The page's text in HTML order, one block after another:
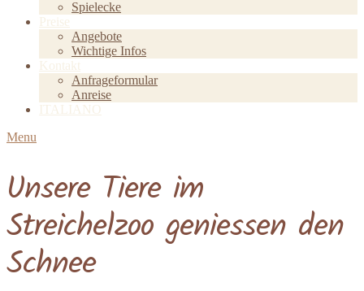
Spielecke
Preise
Angebote
Wichtige Infos
Kontakt
Anfrageformular
Anreise
ITALIANO
Menu
Unsere Tiere im
Streichelzoo geniessen den
Schnee